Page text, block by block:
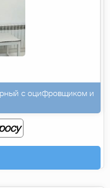
с оцифровщиком и